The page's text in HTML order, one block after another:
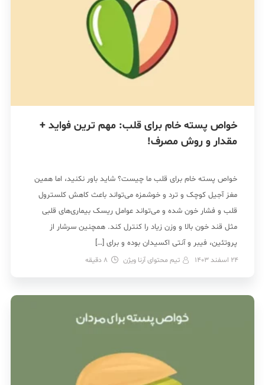
خواص پسته خام برای قلب: مهم ترین فواید +
مقدار و روش مصرف!
خواص پسته خام برای قلب ما چیست؟ شاید باور نکنید، اما همین
مغز آجیل کوچک و ترد و خوشمزه می‌تواند باعث کاهش کلسترول
قلب و فشار خون شده و می‌تواند عوامل ریسک بیماری‌های قلبی
مثل قند خون بالا و وزن زیاد را کنترل کند. همچنین سرشار از
پروتئین، فیبر و آنتی اکسیدان بوده و برای […]
24 اسفند 1403 تیم محتوای آرنا ویژن 8 دقیقه